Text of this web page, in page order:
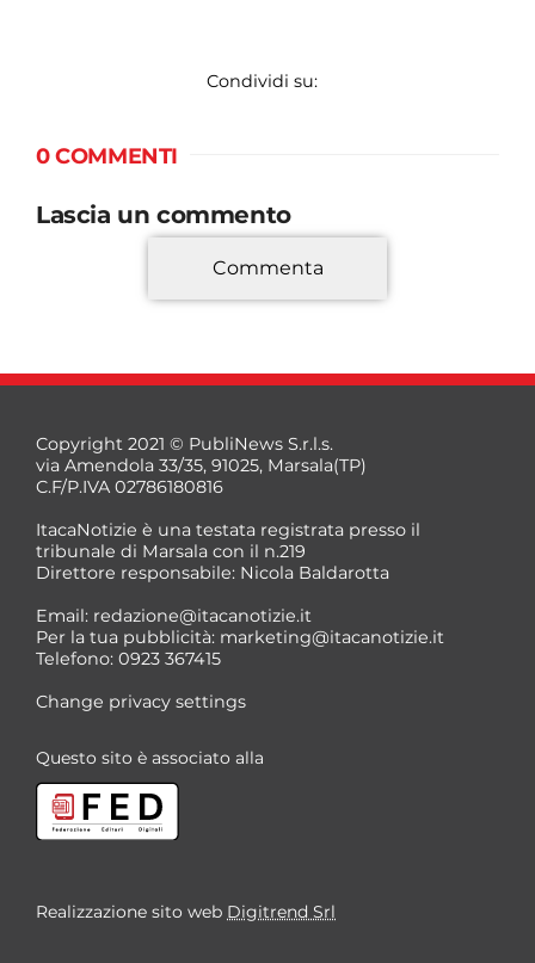
Condividi su:
0 COMMENTI
Lascia un commento
*
*
Commenta
Copyright 2021 © PubliNews S.r.l.s.
via Amendola 33/35, 91025, Marsala(TP)
C.F/P.IVA 02786180816
ItacaNotizie è una testata registrata presso il
tribunale di Marsala con il n.219
Direttore responsabile: Nicola Baldarotta
Email: redazione@itacanotizie.it
Per la tua pubblicità: marketing@itacanotizie.it
Telefono: 0923 367415
Change privacy settings
Questo sito è associato alla
Realizzazione sito web Digitrend Srl